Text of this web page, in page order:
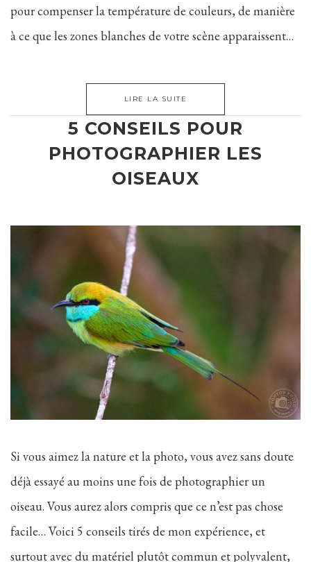
pour compenser la température de couleurs, de manière
à ce que les zones blanches de votre scène apparaissent…
LIRE LA SUITE
5 CONSEILS POUR
PHOTOGRAPHIER LES
OISEAUX
Si vous aimez la nature et la photo, vous avez sans doute
déjà essayé au moins une fois de photographier un
oiseau. Vous aurez alors compris que ce n’est pas chose
facile… Voici 5 conseils tirés de mon expérience, et
surtout avec du matériel plutôt commun et polyvalent,